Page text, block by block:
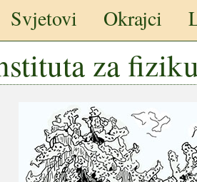
Svjetovi Okrajci
za